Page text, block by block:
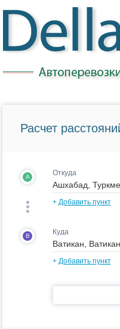
Расчет
A Откуда
+ Добавить пункт
B Куда
+ Добавить пункт